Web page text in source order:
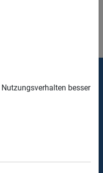
per Mail.
besser